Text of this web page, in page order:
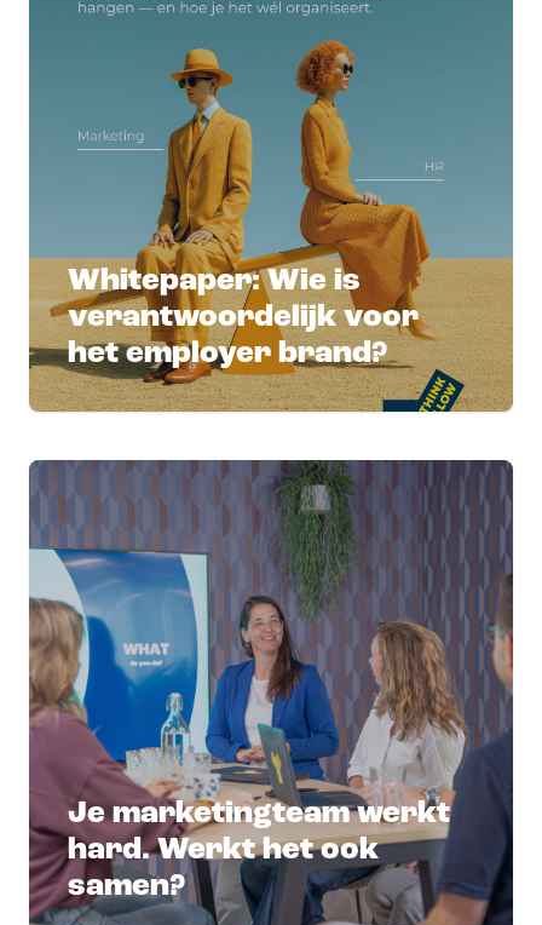
Whitepaper: Wie is
verantwoordelijk voor
het employer brand?
Je marketingteam werkt
hard. Werkt het ook
samen?